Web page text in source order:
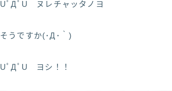
UﾟДﾟU ヌレチャッタノヨ
そうですか(･Д･｀)
UﾟДﾟU ヨシ！！